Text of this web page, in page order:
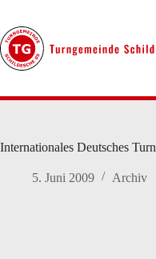
springen
Internationales Deutsches
5. Juni 2009 Archiv